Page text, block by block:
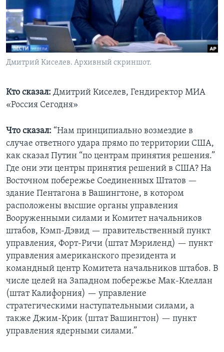
Learning English
СОЦИАЛЬНЫЕ СЕТИ
Языки
Дмитрий Киселев. Архивный скриншот.
Кто сказал: Дмитрий Киселев, Гендиректор МИА
«Россия Сегодня»
Что сказал: “Нам принципиально возмездие в
случае ответного удара прямо по территории США,
как сказал Путин “по центрам принятия решения.”
Где они эти центры принятия решений в США? На
Восточном побережье Соединенных Штатов —
здание Пентагона в Вашингтоне, в котором
расположены высшие органы управления
Вооруженными силами и Комитет начальников
штабов, Кэмп-Дэвид — правительственный пункт
управления, Форт-Ричи (штат Мэриленд) — пункт
управления американского президента и
командный центр Комитета начальников штабов. В
числе целей на Западном побережье Мак-Клеллан
(штат Калифорния) — управление
стратегическими наступательными силами, а
также Джим-Крик (штат Вашингтон) — пункт
управления ядерными силами.”